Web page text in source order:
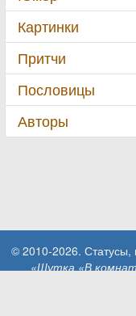
Картинки
Притчи
Пословицы
Авторы
© 2010-2026.
«Шутка «В